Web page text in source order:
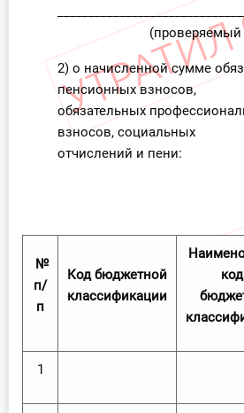
(проверяемый
2) о начисленной сумме
пенсионных взносов,
обязательных
взносов, социальных
отчислений и пени:
№
п/
п
Код бюджетной
классификации
1